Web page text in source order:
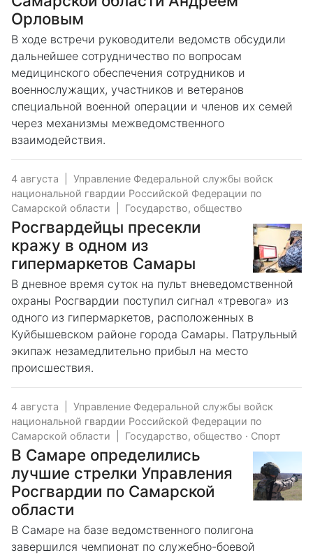
Орловым
В ходе встречи руководители ведомств обсудили
дальнейшее сотрудничество по вопросам
медицинского обеспечения сотрудников и
военнослужащих, участников и ветеранов
специальной военной операции и членов их семей
через механизмы межведомственного
взаимодействия.
4 августа
Управление Федеральной службы войск
национальной гвардии Российской Федерации по
Самарской области
Государство, общество
Росгвардейцы пресекли
кражу в одном из
гипермаркетов Самары
В дневное время суток на пульт вневедомственной
охраны Росгвардии поступил сигнал «тревога» из
одного из гипермаркетов, расположенных в
Куйбышевском районе города Самары. Патрульный
экипаж незамедлительно прибыл на место
происшествия.
4 августа
Управление Федеральной службы войск
национальной гвардии Российской Федерации по
Самарской области
Государство, общество · Спорт
В Самаре определились
лучшие стрелки Управления
Росгвардии по Самарской
области
В Самаре на базе ведомственного полигона
завершился чемпионат по служебно-боевой